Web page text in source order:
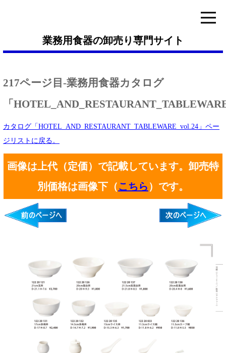
業務用食器の卸売り専門サイト
217ページ目-業務用食器カタログ
「
カタログ「HOTEL_AND_RESTAURANT_TABLEWARE_vol.24」ペー
ジリストに戻る。
画像は上代（定価）で記載しています。卸売特
別価格は画像下（こちら ）です。